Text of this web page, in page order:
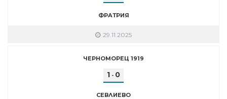
ФРАТРИЯ
29.11.2025
ЧЕРНОМОРЕЦ 1919
1 - 0
СЕВЛИЕВО